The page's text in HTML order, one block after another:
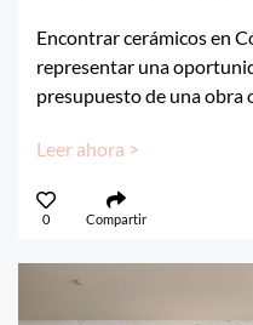
Encontrar cerámicos en
representar una
presupuesto de una obra
Leer ahora >
0 Compartir